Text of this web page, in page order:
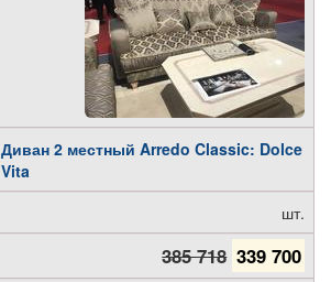
Диван 2 местный Arredo Classic: Dolce
Vita
шт.
385 718 339 700